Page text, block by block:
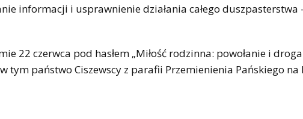
informacji i usprawnienie działania całego duszpasterstwa
22 czerwca pod hasłem „Miłość rodzinna: powołanie i
tym państwo Ciszewscy z parafii Przemienienia Pańskiego na